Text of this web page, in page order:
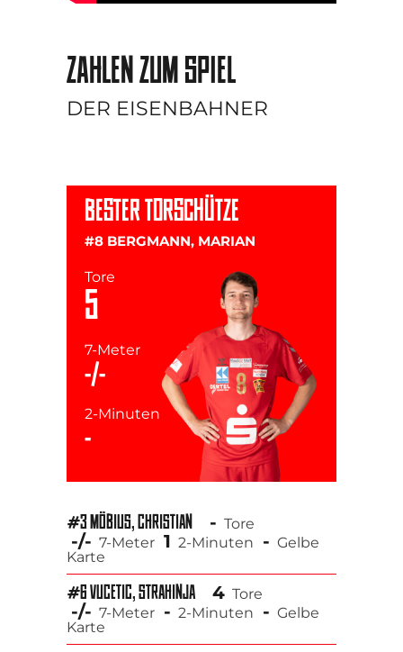
ZAHLEN ZUM SPIEL
DER EISENBAHNER
BESTER TORSCHÜTZE
#8 BERGMANN, MARIAN
Tore
5
7-Meter
-/-
2-Minuten
-
#3 MÖBIUS, CHRISTIAN - Tore
-/- 7-Meter 1 2-Minuten - Gelbe
Karte
#6 VUCETIC, STRAHINJA 4 Tore
-/- 7-Meter - 2-Minuten - Gelbe
Karte